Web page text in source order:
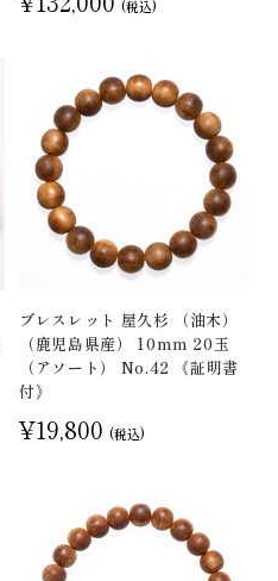
(税込)
ブレスレット 屋久杉 （油木）
（鹿児島県産） 10mm 20玉
（アソート） No.42 《証明書
付》
¥19,800 (税込)